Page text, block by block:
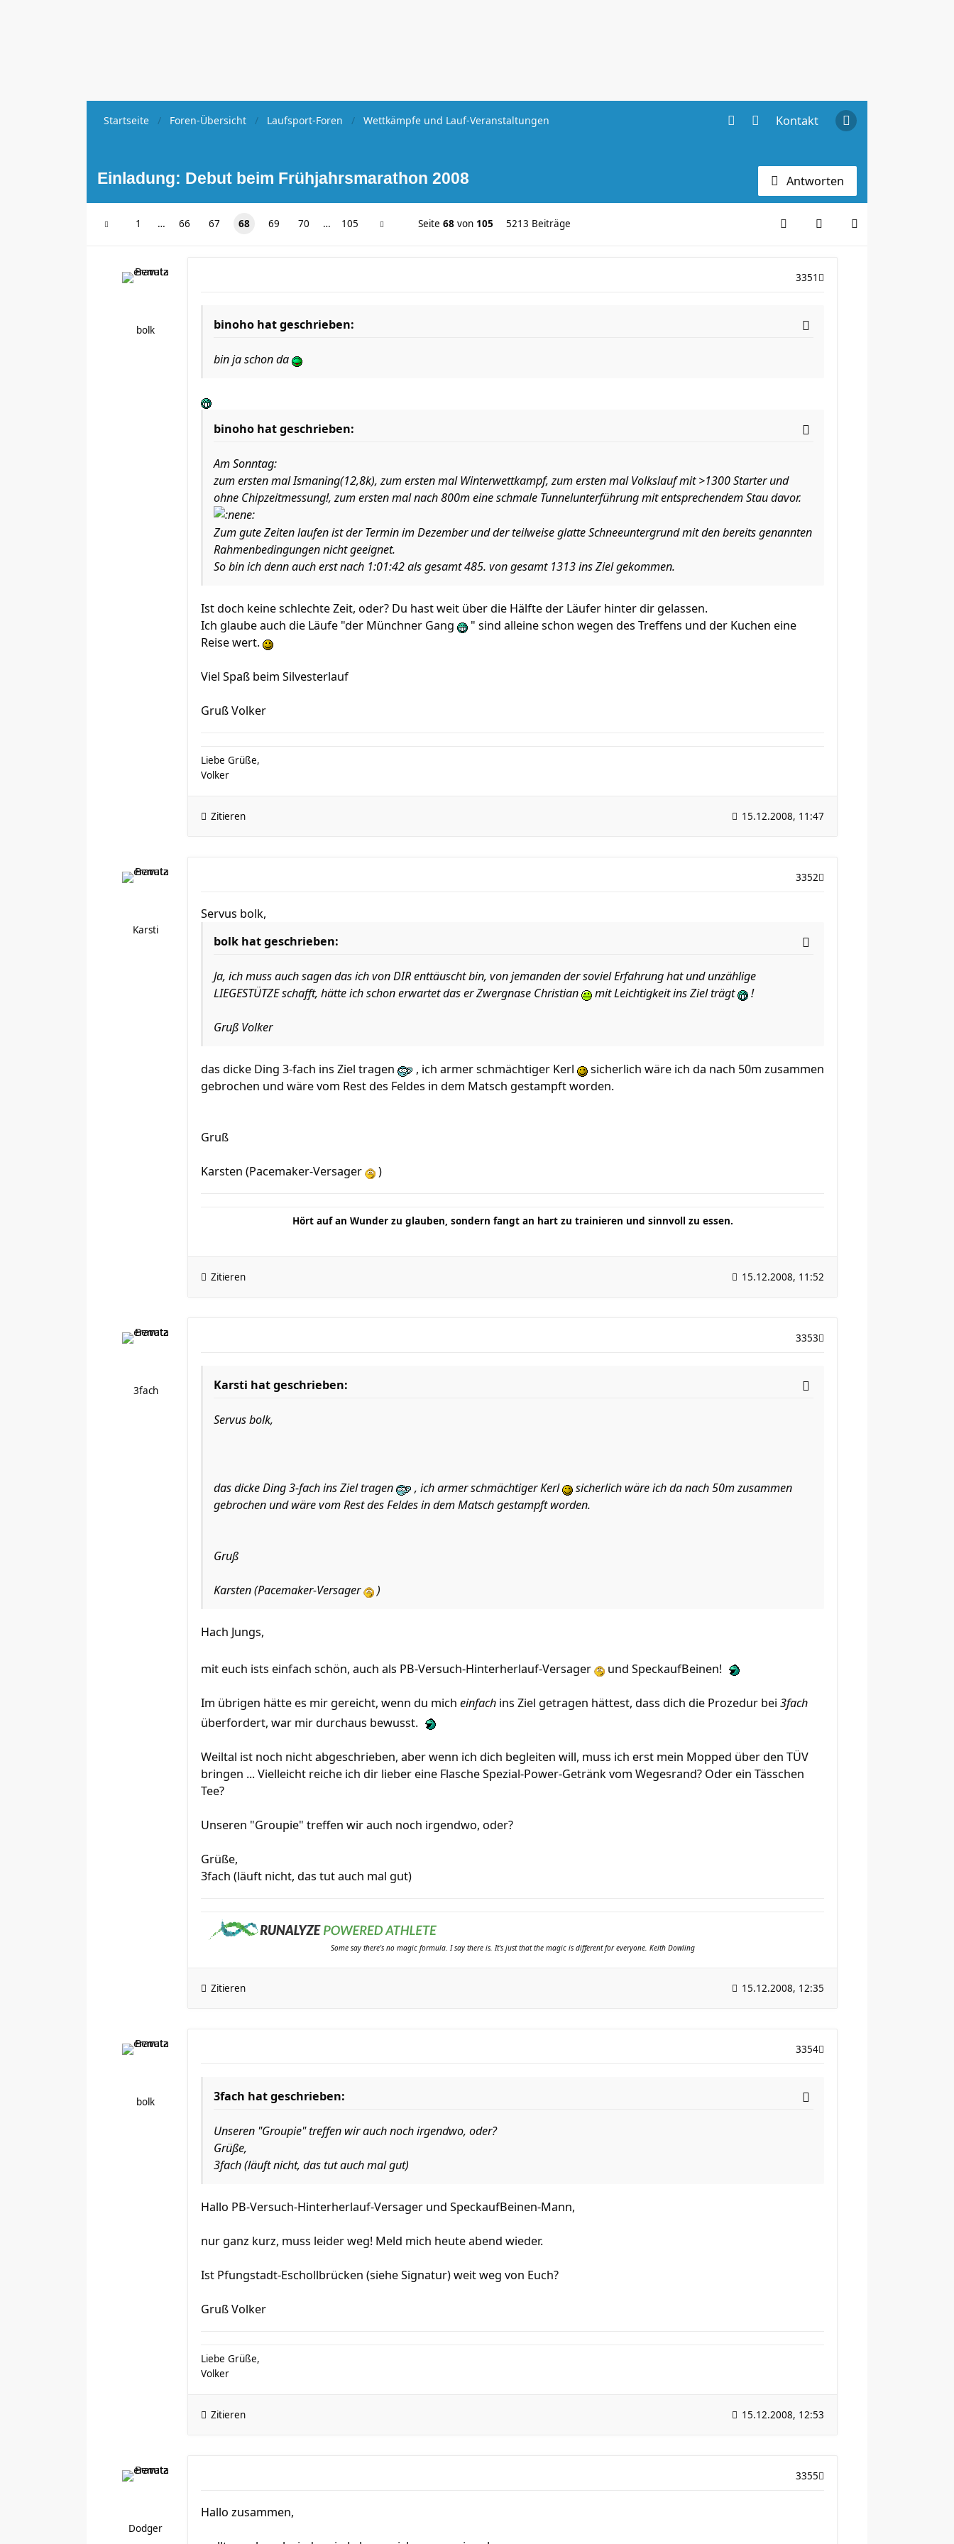
Kontakt
Startseite Foren-Übersicht Laufsport-Foren Wettkämpfe und Lauf-Veranstaltungen
Einladung: Debut beim Frühjahrsmarathon 2008 Antworten
1 … 66 67 68 69 70 … 105 Seite 68 von 105 5213 Beiträge
bolk
3351
binoho hat geschrieben:
bin ja schon da
binoho hat geschrieben:
Am Sonntag:
zum ersten mal Ismaning(12,8k), zum ersten mal Winterwettkampf, zum ersten mal Volkslauf mit >1300 Starter und
ohne Chipzeitmessung!, zum ersten mal nach 800m eine schmale Tunnelunterführung mit entsprechendem Stau davor.
Zum gute Zeiten laufen ist der Termin im Dezember und der teilweise glatte Schneeuntergrund mit den bereits genannten
Rahmenbedingungen nicht geeignet.
So bin ich denn auch erst nach 1:01:42 als gesamt 485. von gesamt 1313 ins Ziel gekommen.
Ist doch keine schlechte Zeit, oder? Du hast weit über die Hälfte der Läufer hinter dir gelassen.
Ich glaube auch die Läufe "der Münchner Gang
" sind alleine schon wegen des Treffens und der Kuchen eine
Reise wert.
Viel Spaß beim Silvesterlauf
Gruß Volker
Liebe Grüße,
Volker
Zitieren 15.12.2008, 11:47
Karsti
3352
Servus bolk,
bolk hat geschrieben:
Ja, ich muss auch sagen das ich von DIR enttäuscht bin, von jemanden der soviel Erfahrung hat und unzählige
LIEGESTÜTZE schafft, hätte ich schon erwartet das er Zwergnase Christian
mit Leichtigkeit ins Ziel trägt !
Gruß Volker
das dicke Ding 3-fach ins Ziel tragen , ich armer schmächtiger Kerl
sicherlich wäre ich da nach 50m zusammen
gebrochen und wäre vom Rest des Feldes in dem Matsch gestampft worden.
Gruß
Karsten (Pacemaker-Versager )
Hört auf an Wunder zu glauben, sondern fangt an hart zu trainieren und sinnvoll zu essen.
Zitieren 15.12.2008, 11:52
3fach
3353
Karsti hat geschrieben:
Servus bolk,
das dicke Ding 3-fach ins Ziel tragen , ich armer schmächtiger Kerl
sicherlich wäre ich da nach 50m zusammen
gebrochen und wäre vom Rest des Feldes in dem Matsch gestampft worden.
Gruß
Karsten (Pacemaker-Versager )
Hach Jungs,
mit euch ists einfach schön, auch als PB-Versuch-Hinterherlauf-Versager und SpeckaufBeinen!
Im übrigen hätte es mir gereicht, wenn du mich einfach ins Ziel getragen hättest, dass dich die Prozedur bei 3fach
überfordert, war mir durchaus bewusst.
Weiltal ist noch nicht abgeschrieben, aber wenn ich dich begleiten will, muss ich erst mein Mopped über den TÜV
bringen ... Vielleicht reiche ich dir lieber eine Flasche Spezial-Power-Getränk vom Wegesrand? Oder ein Tässchen
Tee?
Unseren "Groupie" treffen wir auch noch irgendwo, oder?
Grüße,
3fach (läuft nicht, das tut auch mal gut)
Some say there's no magic formula. I say there is. It's just that the magic is different for everyone. Keith Dowling
Zitieren 15.12.2008, 12:35
bolk
3354
3fach hat geschrieben:
Unseren "Groupie" treffen wir auch noch irgendwo, oder?
Grüße,
3fach (läuft nicht, das tut auch mal gut)
Hallo PB-Versuch-Hinterherlauf-Versager und SpeckaufBeinen-Mann,
nur ganz kurz, muss leider weg! Meld mich heute abend wieder.
Ist Pfungstadt-Eschollbrücken (siehe Signatur) weit weg von Euch?
Gruß Volker
Liebe Grüße,
Volker
Zitieren 15.12.2008, 12:53
Dodger
3355
Hallo zusammen,